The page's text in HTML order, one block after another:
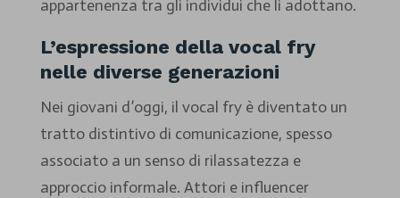
appartenenza tra gli individui che li adottano.
L’espressione della vocal fry
nelle diverse generazioni
Nei giovani d’oggi, il vocal fry è diventato un
tratto distintivo di comunicazione, spesso
associato a un senso di rilassatezza e
approccio informale. Attori e influencer